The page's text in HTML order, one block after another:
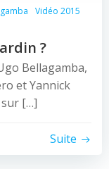
Vidéo 2015
?
Bellagamba,
et Yannick
sur […]
Suite